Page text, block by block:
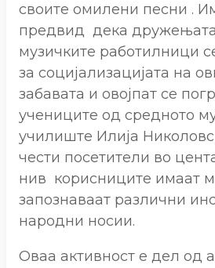
своите омилени песни .
предвид дека
музичките работилници
за социјализацијата на
забавата и овојпат се
учениците од средното
училиште Илија
чести посетители во
нив корисниците имаат
запознаваат различни
народни носии.
Оваа активност е дел од